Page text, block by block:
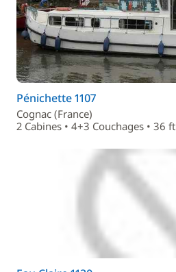
Pénichette 1107
Cognac (France)
2 Cabines • 4+3 Couchages • 36 ft